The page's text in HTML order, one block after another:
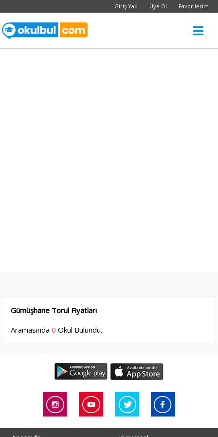
Giriş Yap Üye Ol Favorilerim
Gümüşhane Torul Fiyatları
Aramasında0 Okul Bulundu.